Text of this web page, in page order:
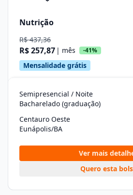
Nutrição
R$ 437,36
R$ 257,87 | mês -41%
Mensalidade grátis
Semipresencial / Noite
Bacharelado (graduação)
Centauro Oeste
Eunápolis/BA
Ver mais
Quero esta